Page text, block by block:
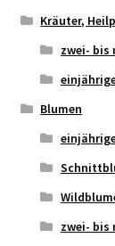
Kräuter,
zwei- bis
Blumen
zwei- bis